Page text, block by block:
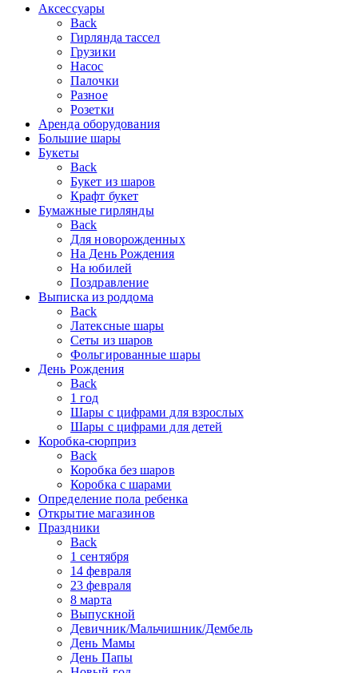
Аксессуары
Back
Гирлянда тассел
Грузики
Насос
Палочки
Разное
Розетки
Аренда оборудования
Большие шары
Букеты
Back
Букет из шаров
Крафт букет
Бумажные гирлянды
Back
Для новорожденных
На День Рождения
На юбилей
Поздравление
Выписка из роддома
Back
Латексные шары
Сеты из шаров
Фольгированные шары
День Рождения
Back
1 год
Шары с цифрами для взрослых
Шары с цифрами для детей
Коробка-сюрприз
Back
Коробка без шаров
Коробка с шарами
Определение пола ребенка
Открытие магазинов
Праздники
Back
1 сентября
14 февраля
23 февраля
8 марта
Выпускной
Девичник/Мальчишник/Дембель
День Мамы
День Папы